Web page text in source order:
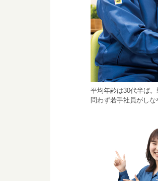
平均年齢は30代半ば
問わず若手社員がし